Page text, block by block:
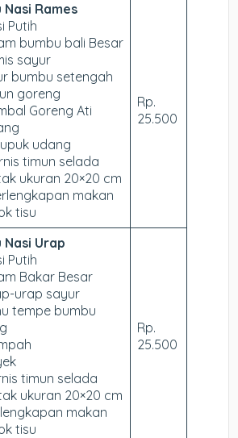
Nasi Rames
Putih
bumbu bali Besar
sayur
bumbu setengah
goreng
Goreng Ati
udang
timun selada
ukuran 20×20 cm
makan
tisu
Rp.
25.500
Nasi Urap
Putih
Bakar Besar
urap sayur
tempe bumbu
timun selada
ukuran 20×20 cm
makan
tisu
Rp.
25.500